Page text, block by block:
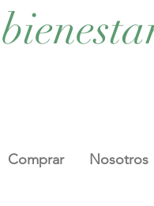
Comprar Nosotros